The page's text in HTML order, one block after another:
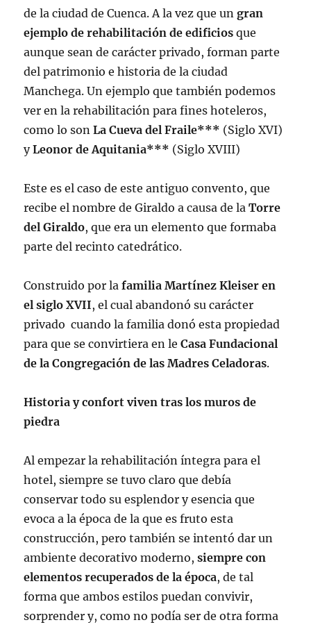
de la ciudad de Cuenca. A la vez que ungran
ejemplo de rehabilitación de edificios que
aunque sean de carácter privado, forman parte
del patrimonio e historia de la ciudad
Manchega. Un ejemplo que también podemos
ver en la rehabilitación para fines hoteleros,
como lo sonLa Cueva del Fraile*** (Siglo XVI)
yLeonor de Aquitania*** (Siglo XVIII)
Este es el caso de este antiguo convento, que
recibe el nombre de Giraldo a causa de laTorre
del Giraldo, que era un elemento que formaba
parte del recinto catedrático.
Construido por lafamilia Martínez Kleiser en
el siglo XVII, el cual abandonó su carácter
privado cuando la familia donó esta propiedad
para que se convirtiera en le Casa Fundacional
de la Congregación de las Madres Celadoras.
Historia y confort viven tras los muros de
piedra
Al empezar la rehabilitación íntegra para el
hotel, siempre se tuvo claro que debía
conservar todo su esplendor y esencia que
evoca a la época de la que es fruto esta
construcción, pero también se intentó dar un
ambiente decorativo moderno,siempre con
elementos recuperados de la época, de tal
forma que ambos estilos puedan convivir,
sorprender y, como no podía ser de otra forma